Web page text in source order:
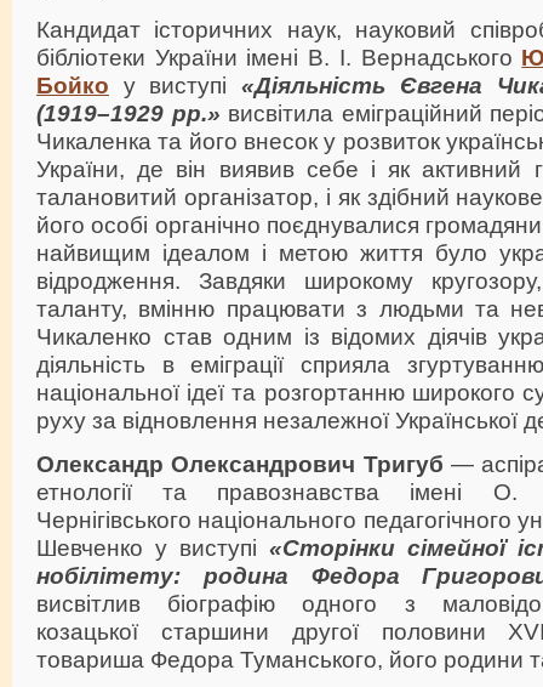
Кандидат історичних наук, науковий
бібліотеки України імені В. І. Вернадського
Бойко у виступі«Діяльність Євгена
(1919–1929 рр.» висвітила еміграційний
Чикаленка та його внесок у розвиток
України, де він виявив себе і як активний
талановитий організатор, і як здібний
його особі органічно поєднувалися
найвищим ідеалом і метою життя було
відродження. Завдяки широкому кругозору,
таланту, вмінню працювати з людьми та
Чикаленко став одним із відомих діячів
діяльність в еміграції сприяла
національної ідеї та розгортанню широкого
руху за відновлення незалежної Української
Олександр Олександрович Тригуб —
етнології та правознавства імені О.
Чернігівського національного педагогічного
Шевченко у виступі «Сторінки сімейної
нобілітету: родина Федора
висвітлив біографію одного з
козацької старшини другої половини
товариша Федора Туманського, його родини